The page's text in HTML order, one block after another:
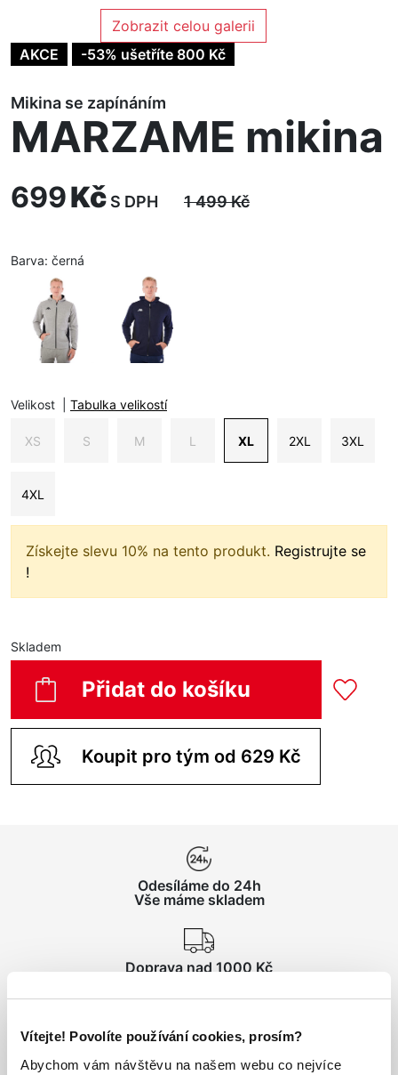
Vítejte! Povolíte používání cookies, prosím?
Abychom vám návštěvu na našem webu co nejvíce
Zobrazit celou galerii
AKCE
-53% ušetříte 800 Kč
Mikina se zapínáním
MARZAME mikina
699Kč S DPH 1 499Kč
Barva: černá
Velikost Tabulka velikostí
XS S M L XL 2XL 3XL
4XL
Získejte slevu 10% na tento produkt. Registrujte se
!
Skladem
Přidat do košíku
Koupit pro tým od 629 Kč
Odesíláme do 24h
Vše máme skladem
Doprava nad 1000 Kč
do 14 dnů ZDARMA